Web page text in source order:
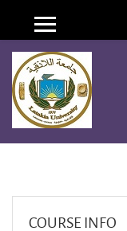
Skip to main content
Side panel
COURSE INFO